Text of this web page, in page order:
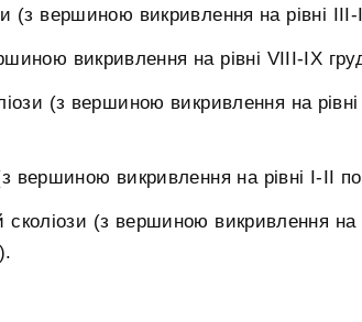
(з вершиною викривлення на рівні
викривлення на рівні VIII-IX
(з вершиною викривлення на
вершиною викривлення на рівні I-II
(з вершиною викривлення на